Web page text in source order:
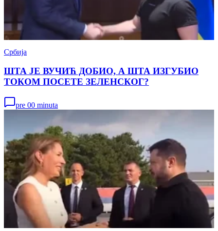
Србија
ШТА ЈЕ ВУЧИЋ ДОБИО, А ШТА ИЗГУБИО
ТОКОМ ПОСЕТЕ ЗЕЛЕНСКОГ?
pre 00 minuta